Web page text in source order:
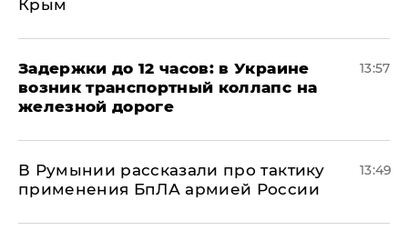
Крым
Задержки до 12 часов: в Украине
возник транспортный коллапс на
железной дороге
13:57
В Румынии рассказали про тактику
применения БпЛА армией России
13:49